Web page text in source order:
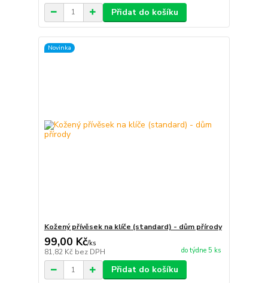
Přidat do košíku
Novinka
Kožený přívěsek na klíče (standard) - dům přírody
99,00 Kč/ks
81,82 Kč bez DPH do týdne 5 ks
Přidat do košíku